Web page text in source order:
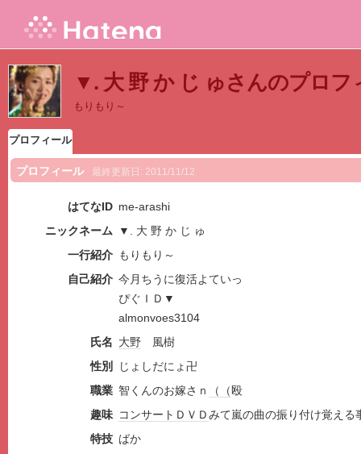
▼. 大 野 か じ ゅさんのプロフ
もりもり～
プロフィール
プロフィール 最終更新日: 2011/11/12
はてなID me-arashi
ニックネーム
▼. 大 野 か じ ゅ
一行紹介 もりもり～
自己紹介 今月ちうに復活よていっ
ぴぐＩＤ▼
almonvoes3104
氏名 大野 風樹
性別
じょしだにょ卍
職業 智くんのお嫁さｎ （（殴
趣味 コンサート ＤＶＤみて嵐の曲の振り付け覚える
特技 ばか